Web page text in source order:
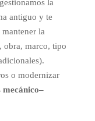
la
antiguo y te
la
obra, marco, tipo
o modernizar
mecánico–